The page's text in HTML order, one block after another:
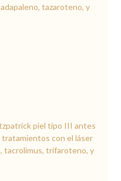
tazaroteno, y
piel tipo III antes
con el láser
tacrolimus, trifaroteno, y